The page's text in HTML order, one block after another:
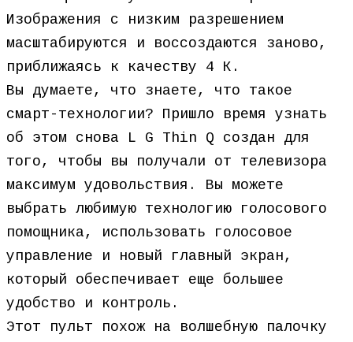
Изображения с низким разрешением
масштабируются и воссоздаются заново,
приближаясь к качеству 4 К.
Вы думаете, что знаете, что такое
смарт-технологии? Пришло время узнать
об этом снова L G Thin Q создан для
того, чтобы вы получали от телевизора
максимум удовольствия. Вы можете
выбрать любимую технологию голосового
помощника, использовать голосовое
управление и новый главный экран,
который обеспечивает еще большее
удобство и контроль.
Этот пульт похож на волшебную палочку